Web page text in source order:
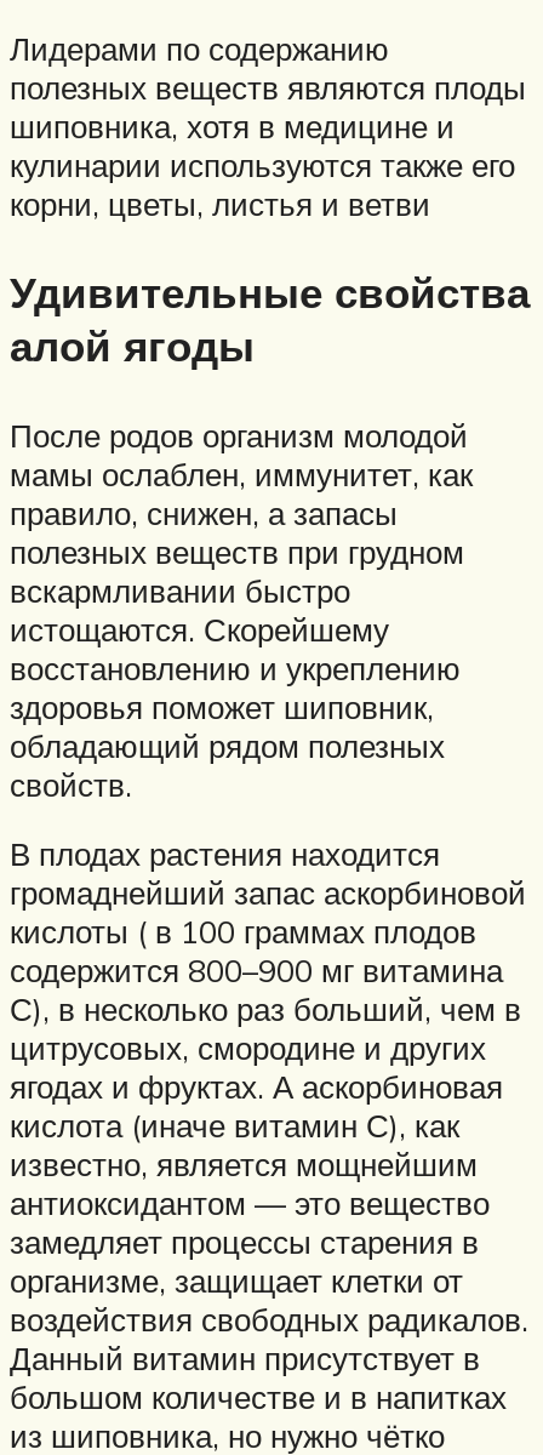
Лидерами по содержанию
полезных веществ являются плоды
шиповника, хотя в медицине и
кулинарии используются также его
корни, цветы, листья и ветви
Удивительные свойства
алой ягоды
После родов организм молодой
мамы ослаблен, иммунитет, как
правило, снижен, а запасы
полезных веществ при грудном
вскармливании быстро
истощаются. Скорейшему
восстановлению и укреплению
здоровья поможет шиповник,
обладающий рядом полезных
свойств.
В плодах растения находится
громаднейший запас аскорбиновой
кислоты ( в 100 граммах плодов
содержится 800–900 мг витамина
С), в несколько раз больший, чем в
цитрусовых, смородине и других
ягодах и фруктах. А аскорбиновая
кислота (иначе витамин С), как
известно, является мощнейшим
антиоксидантом — это вещество
замедляет процессы старения в
организме, защищает клетки от
воздействия свободных радикалов.
Данный витамин присутствует в
большом количестве и в напитках
из шиповника, но нужно чётко